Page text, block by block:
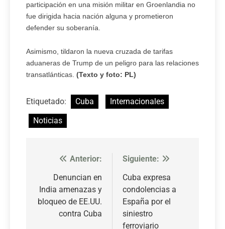
participación en una misión militar en Groenlandia no
fue dirigida hacia nación alguna y prometieron
defender su soberanía.
Asimismo, tildaron la nueva cruzada de tarifas
aduaneras de Trump de un peligro para las relaciones
transatlánticas. (Texto y foto: PL)
Etiquetado: Cuba
Internacionales
Noticias
Navegación
entradas
Anterior:
Denuncian en
India amenazas y
bloqueo de EE.UU.
contra Cuba
Siguiente:
Cuba expresa
condolencias a
España por el
siniestro
ferroviario